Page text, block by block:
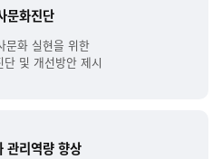
문화진단
문화 실현을 위한
및 개선방안 제시
관리역량 향상